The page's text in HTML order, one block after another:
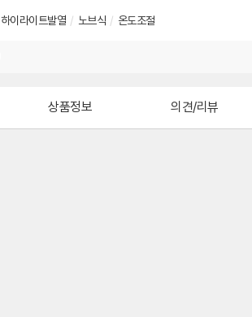
하이라이트발열 / 노브식 / 온도조절
상품정보 의견/리뷰